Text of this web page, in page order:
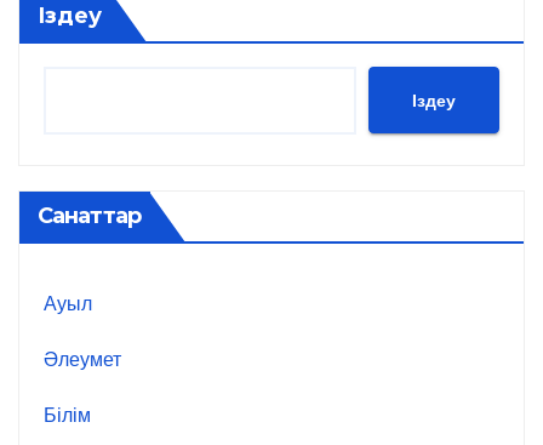
Іздеу
Іздеу
Санаттар
Ауыл
Әлеумет
Білім